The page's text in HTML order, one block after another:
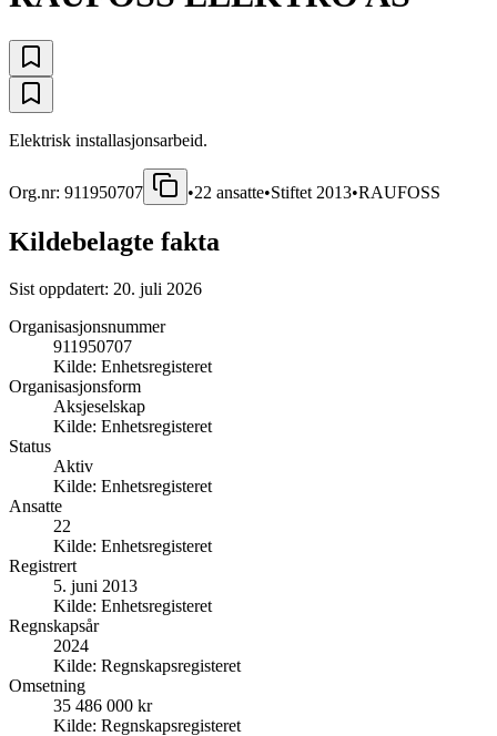
Elektrisk installasjonsarbeid.
Org.nr: 911950707 •22 ansatte•Stiftet 2013•RAUFOSS
Kildebelagte fakta
Sist oppdatert: 20. juli 2026
Organisasjonsnummer
911950707
Kilde: Enhetsregisteret
Organisasjonsform
Aksjeselskap
Kilde: Enhetsregisteret
Status
Aktiv
Kilde: Enhetsregisteret
Ansatte
22
Kilde: Enhetsregisteret
Registrert
5. juni 2013
Kilde: Enhetsregisteret
Regnskapsår
2024
Kilde: Regnskapsregisteret
Omsetning
35 486 000 kr
Kilde: Regnskapsregisteret